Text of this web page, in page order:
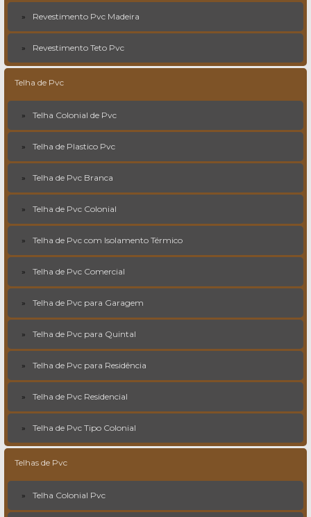
Revestimento Pvc Madeira
Revestimento Teto Pvc
Telha de Pvc
Telha Colonial de Pvc
Telha de Plastico Pvc
Telha de Pvc Branca
Telha de Pvc Colonial
Telha de Pvc com Isolamento Térmico
Telha de Pvc Comercial
Telha de Pvc para Garagem
Telha de Pvc para Quintal
Telha de Pvc para Residência
Telha de Pvc Residencial
Telha de Pvc Tipo Colonial
Telhas de Pvc
Telha Colonial Pvc